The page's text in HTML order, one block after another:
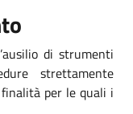
di strumenti
strettamente
per le quali i